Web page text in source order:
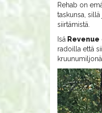
Rehab on
taskunsa,
siirtämistä.
Isä Revenue
radoilla että